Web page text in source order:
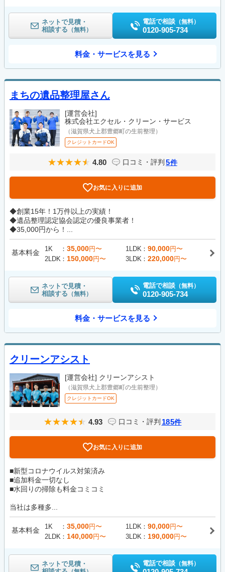
ネットで見積・
相談する （無料）
電話で相談 （無料）
0120-905-734
料金・サービスを見る
まちの遺品整理屋さん
[運営会社]
株式会社エクセル・クリーン・サービス
（滋賀県犬上郡豊郷町の生前整理）
クレジットカードOK
4.80 口コミ・評判 5件
お気に入りに追加
◆創業15年！1万件以上の実績！
◆遺品整理認定協会認定の優良事業者！
◆35,000円から！...
基本料金 1K 35,000円〜 1LDK 90,000円〜
2LDK
150,000円〜 3LDK 220,000円〜
ネットで見積・
相談する （無料）
電話で相談 （無料）
0120-905-734
料金・サービスを見る
クリーンアシスト
[運営会社] クリーンアシスト
（滋賀県犬上郡豊郷町の生前整理）
クレジットカードOK
4.93 口コミ・評判 185件
お気に入りに追加
■新型コロナウイルス対策済み
■追加料金一切なし
■水回りの掃除も料金コミコミ
当社は多種多...
基本料金 1K 35,000円〜 1LDK 90,000円〜
2LDK
140,000円〜 3LDK 190,000円〜
ネットで見積・
電話で相談 （無料）